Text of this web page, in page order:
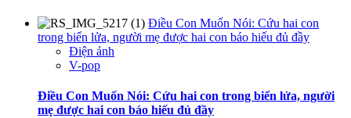
Điều Con Muốn Nói: Cứu hai con
trong biển lửa, người mẹ được hai con báo hiếu đủ đầy
Điện ảnh
V-pop
Điều Con Muốn Nói: Cứu hai con trong biển lửa, người
mẹ được hai con báo hiếu đủ đầy